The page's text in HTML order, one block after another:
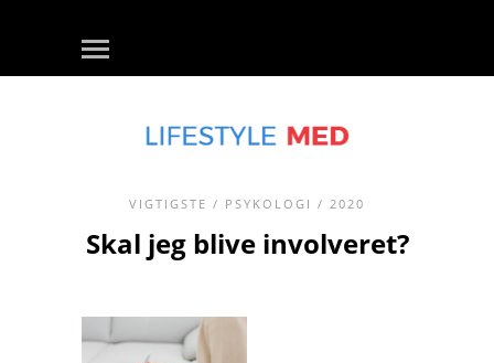
VIGTIGSTE / PSYKOLOGI / 2020
Skal jeg blive involveret?